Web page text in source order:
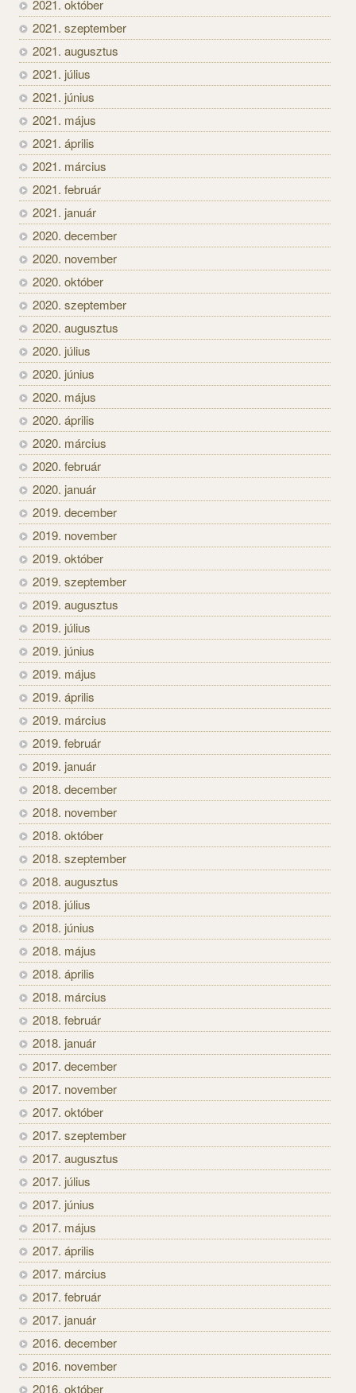
2021. október
2021. szeptember
2021. augusztus
2021. július
2021. június
2021. május
2021. április
2021. március
2021. február
2021. január
2020. december
2020. november
2020. október
2020. szeptember
2020. augusztus
2020. július
2020. június
2020. május
2020. április
2020. március
2020. február
2020. január
2019. december
2019. november
2019. október
2019. szeptember
2019. augusztus
2019. július
2019. június
2019. május
2019. április
2019. március
2019. február
2019. január
2018. december
2018. november
2018. október
2018. szeptember
2018. augusztus
2018. július
2018. június
2018. május
2018. április
2018. március
2018. február
2018. január
2017. december
2017. november
2017. október
2017. szeptember
2017. augusztus
2017. július
2017. június
2017. május
2017. április
2017. március
2017. február
2017. január
2016. december
2016. november
2016. október